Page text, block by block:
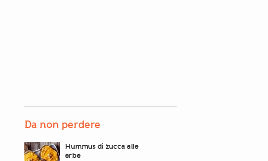
Da non perdere
Hummus di zucca alle
erbe